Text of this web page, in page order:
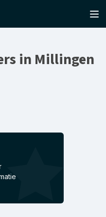
in Millingen